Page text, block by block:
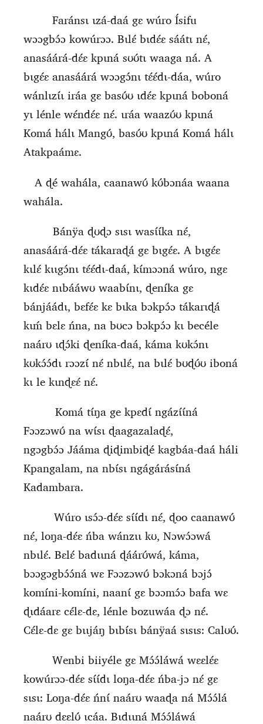
Faránsɩ ɩzá‑daá gɛ wúro Ísifu
wɔɔgbɔ́ɔ kowúrɔɔ. Bɩlɛ́ bɩdɛ́ɛ sáátɩ nɛ́,
anasáárá‑dɛ́ɛ kpɩná sʊʊ́tɩ waaga ná. A
bɩgɛ́ɛ anasáárá wɔɔgɔ́nɩ tɛ́ɛ́dɩ‑dáa, wúro
wánlɩzɩ́ɩ iráa gɛ basʊ́ʊ ɩdɛ́ɛ kpɩná boboná
yɩ lénle wɛ́ndɛ́ɛ nɛ́. ɩráa waazʊ́ʊ kpɩná
Komá hálɩ Mangʊ́, basʊ́ʊ kpɩná Komá hálɩ
Atakpaámɛ.
A ɖé wahála, caanawʊ́ kʊ́bɔnáa waana
wahála.
Bánÿa ɖʊɖɔ sɩsɩ wasɩ́ɩ́ka nɛ́,
anasáárá‑dɛ́ɛ tákaraɖá gɛ bɩgɛ́ɛ. A bɩgɛ́ɛ
kɩlɛ́ kɩɩgɔ́nɩ tɛ́ɛ́dɩ‑daá, kɩ́mɔɔná wúro, ngɛ
kɩdɛ́ɛ nɩbááwʊ waabɩ́nɩ, ɖeníka gɛ
bánjáádɩ, bɛfɛ́ɛ kɛ bɩka bɔkpɔ́ɔ tákarɩɖá
kɩḿ bɛlɛ ńna, na bʊcɔ bɔkpɔ́ɔ kɩ becéle
naárʊ ɩɖɔ́ki ɖeníka‑daá, káma kʊkɔ́nɩ
kʊkɔ́ɔ́dɩ rɔɔzɩ́ nɛ́ nbɩlɛ́, na bɩlɛ́ bʊɖʊ́ʊ iboná
kɩ le kɩnɖɛɛ́ nɛ́.
Komá tɩ́ŋa ge kpɛdɩ́ ngázɩ́ɩ́ná
Fɔɔzɔwʊ́ na wɩ́sɩ ɖaagazalaɖɛ́,
ngɔgbɔ́ɔ Jááma ɖiɖimbiɖé kagbáa‑daá háli
Kpangalam, na nbɩ́sɩ ngágárásɩ́ná
Kadambara.
Wúro ɩsɔ́ɔ‑dɛ́ɛ sɩ́ɩ́dɩ nɛ́, ɖoo caanawʊ́
nɛ́, loŋa‑dɛ́ɛ ńba wánzɩɩ kʊ, Nɔwɔ́ɔwá
nbɩlɛ́. Bɛlɛ́ badɩɩná ɖáárʊ́wá, káma,
bɔɔgɔgbɔ́ɔ́ná wɛ Fɔɔzɔwʊ́ bɔkɔná bɔjɔ́
komíni‑komíni, naanɩ́ gɛ bɔɔmɔ́ɔ bafa wɛ
ɖɩdáarɛ cɛ́lɛ‑dɛ, lénle bozuwáa ɖɔ nɛ́.
Cɛ́lɛ‑dɛ gɛ bɩɩjáŋ bɩbɩ́sɩ bánÿaá sɩsɩs: Calʊʊ́.
Wenbi biiyéle gɛ Mɔ́ɔ́láwá wɛɛlɛ́ɛ
kowúrɔɔ‑dɛ́ɛ sɩ́ɩ́dɩ loŋa‑dɛ́ɛ ńba‑jɔ nɛ́ gɛ
sɩsɩ: Loŋa‑dɛ́ɛ ńnɩ́ naárʊ waaɖa ná Mɔ́ɔ́lá
naárʊ dɛɛlʊ́ ɩcáa. Bɩdɩɩná Mɔ́ɔ́láwá